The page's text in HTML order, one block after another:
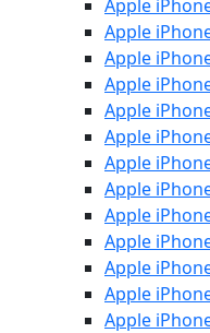
Apple
Apple
Apple
Apple
Apple
Apple
Apple
Apple
Apple
Apple
Apple
Apple
Apple